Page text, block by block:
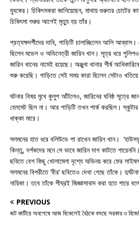
যুবকের। চিকিৎসকরা জানিয়েছেন, মাথায় গুরুতর চোটের
চিকিৎসা শুরুর আগেই মৃত্যু হয় তাঁর।
প্রত্যক্ষদর্শীদের দাবি, গাড়িটি চালাচ্ছিলেন আলি
ছিলেন মডেল ও অভিনেত্রী জারিন খান। সূত্র ধরে
জারিন খানের নামেই রয়েছে। অঞ্জুনা থানার শীর্ষ
শুরু করেছি। গাড়িতে সেই সময় কারা ছিলেন সেটাও
ঘটনার বিষয় মুখে কুলুপ আঁটলেও, জারিনের ঘনিষ্ঠ সূত্রে
হেলমেট ছিল না। আর গাড়িটি তখন পার্ক করছিল। স্কুটার
ধাক্কা মারে।
সলমনের হাত ধরে বলিউডে পা রাখেন জারিন খান।
কিন্তু, দর্শকদের মনে সে ভাবে জারিন দাগ কাটতে
ছবিতে বেশ কিছু খোলামেলা দৃশ্যে অভিনয় করে ফের
সলমনের বিপরীতে ‘বীর’ ছবিতেও দেখা গেছে তাঁকে।
নায়িকা। তবে তাঁকে শীঘ্রই জিজ্ঞাসাবাদ করা হতে পারে
PREVIOUS
জট কাটিয়ে অবশেষে আজ বিকেলেই বৈঠকে বসছে সরকার ও